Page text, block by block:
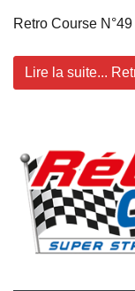
Retro Course
Lire la suite...